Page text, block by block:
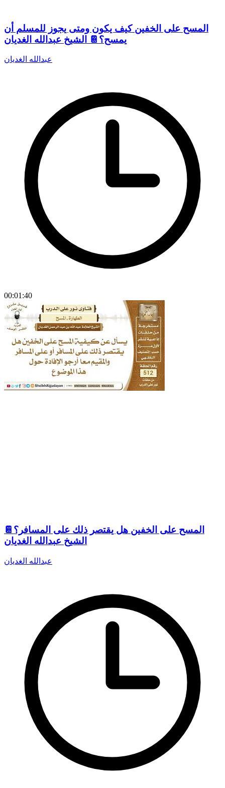
المسح على الخفين كيف يكون ومتى يجوز للمسلم أن
يمسح؟📔 الشيخ عبدالله الغديان
عبدالله الغديان
00:01:40
المسح على الخفين هل يقتصر ذلك على المسافر؟📔
الشيخ عبدالله الغديان
عبدالله الغديان